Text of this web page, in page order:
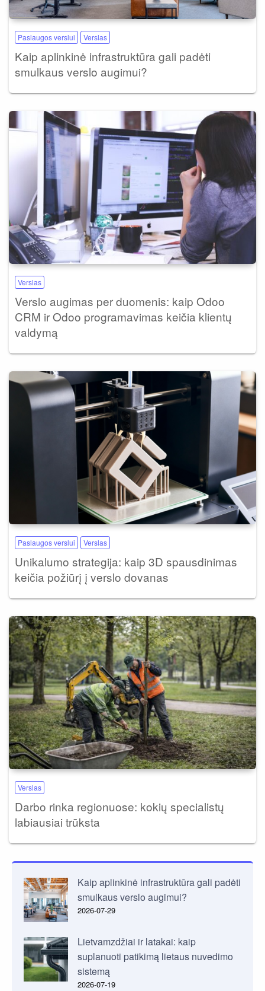
Paslaugos verslui Verslas
Kaip aplinkinė infrastruktūra gali padėti
smulkaus verslo augimui?
Verslas
Verslo augimas per duomenis: kaip Odoo
CRM ir Odoo programavimas keičia klientų
valdymą
Paslaugos verslui Verslas
Unikalumo strategija: kaip 3D spausdinimas
keičia požiūrį į verslo dovanas
Verslas
Darbo rinka regionuose: kokių specialistų
labiausiai trūksta
Kaip aplinkinė infrastruktūra gali padėti
smulkaus verslo augimui?
2026-07-29
Lietvamzdžiai ir latakai: kaip
suplanuoti patikimą lietaus nuvedimo
sistemą
2026-07-19